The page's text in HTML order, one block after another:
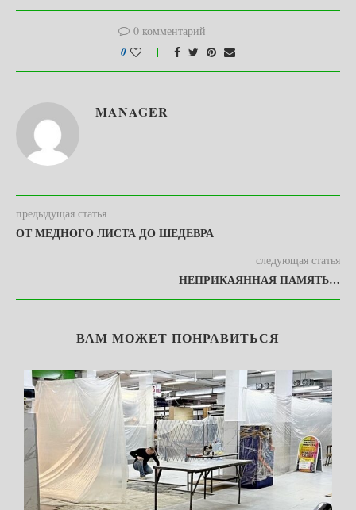
0 комментарий
0
MANAGER
предыдущая статья
ОТ МЕДНОГО ЛИСТА ДО ШЕДЕВРА
следующая статья
НЕПРИКАЯННАЯ ПАМЯТЬ…
ВАМ МОЖЕТ ПОНРАВИТЬСЯ